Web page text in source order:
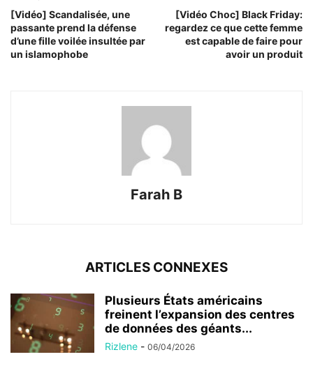
[Vidéo] Scandalisée, une
passante prend la défense
d’une fille voilée insultée par
un islamophobe
[Vidéo Choc] Black Friday:
regardez ce que cette femme
est capable de faire pour
avoir un produit
Farah B
ARTICLES CONNEXES
Plusieurs États américains
freinent l’expansion des centres
de données des géants...
Rizlene - 06/04/2026